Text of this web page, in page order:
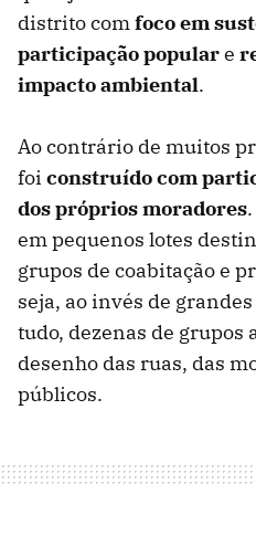
distrito comfoco em
participação populare
impacto ambiental.
Ao contrário de muitos
foi construído com
dos próprios moradores
em pequenos lotes
grupos de coabitação e
seja, ao invés de
tudo, dezenas de
desenho das ruas, das
públicos.